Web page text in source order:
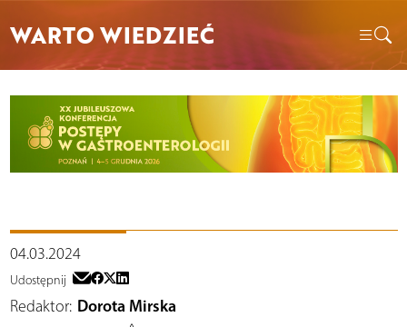
WARTO WIEDZIEĆ
04.03.2024
Udostępnij
Redaktor: Dorota Mirska